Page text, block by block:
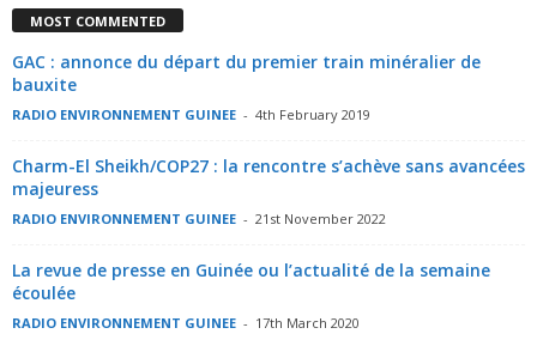
MOST COMMENTED
GAC : annonce du départ du premier train minéralier de
bauxite
RADIO ENVIRONNEMENT GUINEE - 4th February 2019
Charm-El Sheikh/COP27 : la rencontre s’achève sans avancées
majeuress
RADIO ENVIRONNEMENT GUINEE - 21st November 2022
La revue de presse en Guinée ou l’actualité de la semaine
écoulée
RADIO ENVIRONNEMENT GUINEE - 17th March 2020